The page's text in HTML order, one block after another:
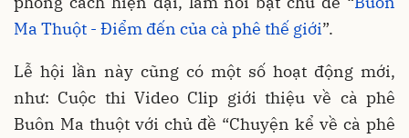
Ma Thuột - Điểm đến của cà phê thế giới”.
Lễ hội lần này cũng có một số hoạt động mới,
như: Cuộc thi Video Clip giới thiệu về cà phê
Buôn Ma thuột với chủ đề “Chuyện kể về cà phê